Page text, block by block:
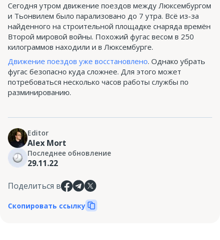
Сегодня утром движение поездов между Люксембургом
и Тьонвилем было парализовано до 7 утра. Всё из-за
найденного на строительной площадке снаряда времён
Второй мировой войны. Похожий фугас весом в 250
килограммов находили и в Люксембурге.
Движение поездов уже восстановлено. Однако убрать
фугас безопасно куда сложнее. Для этого может
потребоваться несколько часов работы службы по
разминированию.
Editor
Alex Mort
Последнее обновление
29.11.22
Поделиться в
Скопировать ссылку